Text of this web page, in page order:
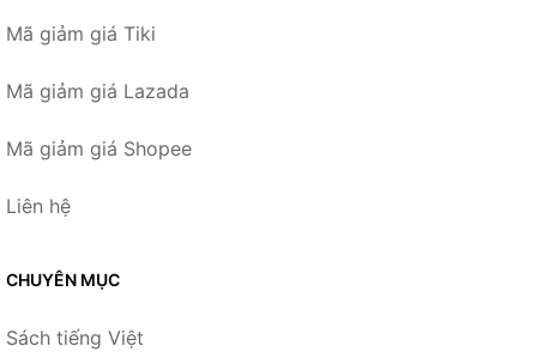
Mã giảm giá Tiki
Mã giảm giá Lazada
Mã giảm giá Shopee
Liên hệ
CHUYÊN MỤC
Sách tiếng Việt